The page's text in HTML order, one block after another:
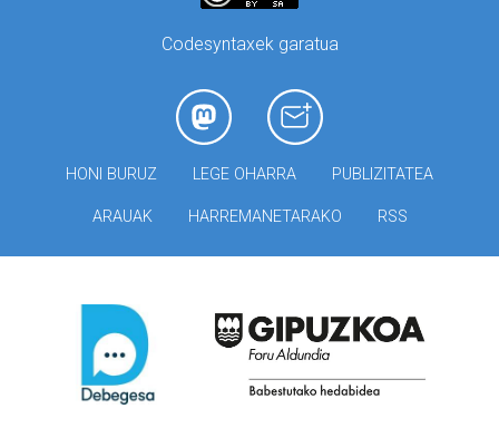
Codesyntaxek garatua
HONI BURUZ LEGE OHARRA PUBLIZITATEA
ARAUAK HARREMANETARAKO RSS